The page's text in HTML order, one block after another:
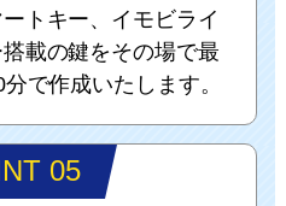
ートキー、イモビライ
載の鍵をその場で最
で作成いたします。
05